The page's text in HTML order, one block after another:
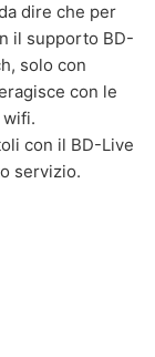
dire che per
il supporto BD-
solo con
con le
con il BD-Live
servizio.